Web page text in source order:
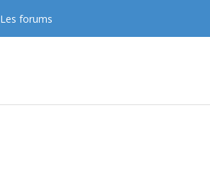
Les forums